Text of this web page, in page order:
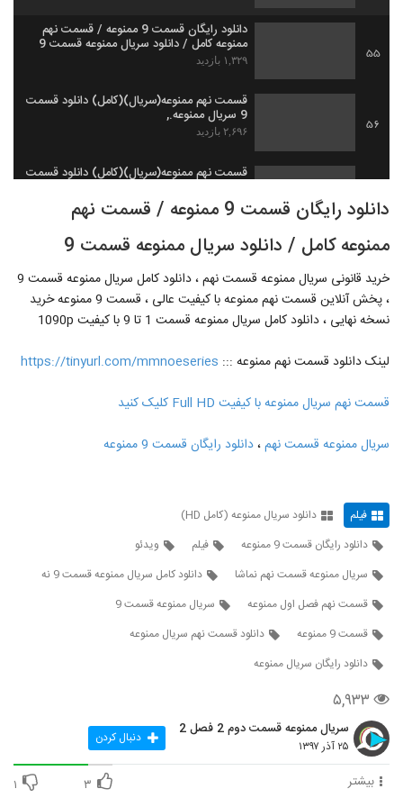
55
دانلود رایگان قسمت 9 ممنوعه / قسمت نهم
ممنوعه کامل / دانلود سریال ممنوعه قسمت 9
۱,۳۲۹ بازدید
56
قسمت نهم ممنوعه(سریال)(کامل) دانلود قسمت
9 سریال ممنوعه.,
۲,۶۹۶ بازدید
قسمت نهم ممنوعه(سریال)(کامل) دانلود قسمت
۶۳۴ بازدید
قسمت نهم ممنوعه(سریال)
(کامل) دانلود قسمت 9 سریال ممنوعه
۶۱۰ بازدید
قسمت نهم ممنوعه(سریال)(کامل) دانلود قسمت
9سریال ممنوعه
60 (کامل) دانلود قسمت 9 سریال ممنوعه.,
قسمت نهم ممنوعه(سریال)
62 (کامل) دانلود قسمت 9 سریال ممنوعه.,قانونی
قسمت نهم ممنوعه(سریال)
UltraHD
۶۷۸ بازدید
64
65
قسمت نهم ممنوعه(سریال)
دانلود رایگان قسمت 9 ممنوعه / قسمت نهم
ممنوعه کامل / دانلود سریال ممنوعه قسمت 9
خرید قانونی سریال ممنوعه قسمت نهم ، دانلود کامل سریال ممنوعه قسمت 9
، پخش آنلاین قسمت نهم ممنوعه با کیفیت عالی ، قسمت 9 ممنوعه خرید
نسخه نهایی ، دانلود کامل سریال ممنوعه قسمت 1 تا 9 با کیفیت 1090p
لینک دانلود قسمت نهم ممنوعه ::: https://tinyurl.com/mmnoeseries
قسمت نهم سریال ممنوعه با کیفیت Full HD کلیک کنید
سریال ممنوعه قسمت نهم،دانلود رایگان قسمت 9 ممنوعه
فیلم
دانلود سریال ممنوعه (کامل HD)
دانلود رایگان قسمت 9 ممنوعه
فیلم
ویدئو
سریال ممنوعه قسمت نهم نماشا
دانلود کامل سریال ممنوعه قسمت 9 نه
قسمت نهم فصل اول ممنوعه
سریال ممنوعه قسمت 9
قسمت 9 ممنوعه
دانلود قسمت نهم سریال ممنوعه
دانلود رایگان سریال ممنوعه
۵,۹۳۳
سریال ممنوعه قسمت دوم 2 فصل 2
۲۵ آذر ۱۳۹۷ دنبال کردن
بیشتر ۳ ۱